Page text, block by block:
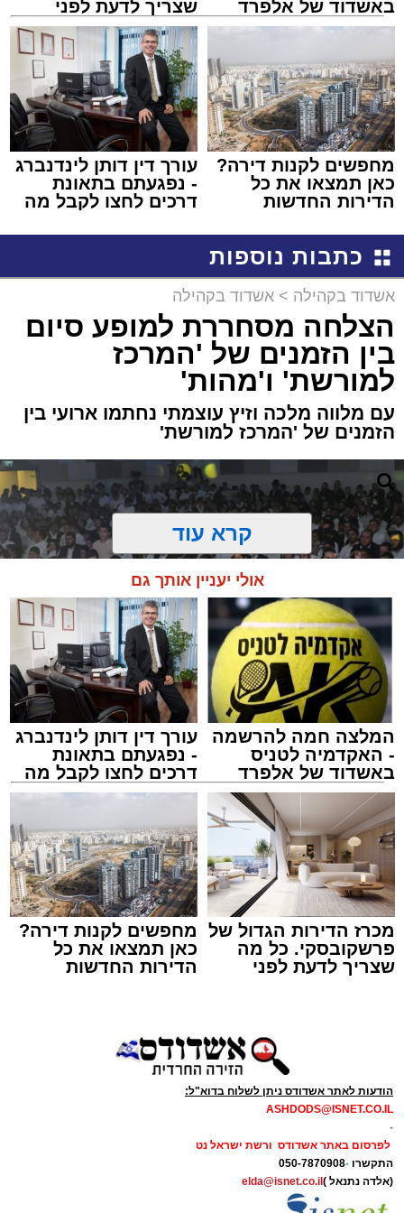
באשדוד של אלפרד
קריאולנסקי - לילדים
שצריך לדעת לפני
שמגישים הצעה לדירה
באשדוד
מחפשים לקנות דירה?
כאן תמצאו את כל
הדירות החדשות
עורך דין דותן לינדנברג
- נפגעתם בתאונת
דרכים לחצו לקבל מה
כתבות נוספות
אשדוד בקהילה > אשדוד בקהילה
הצלחה מסחררת למופע סיום
בין הזמנים של 'המרכז
למורשת' ו'מהות'
עם מלווה מלכה וזיץ עוצמתי נחתמו ארועי בין
הזמנים של 'המרכז למורשת'
זיץ המרכז למורשת
מנהל האתר / 08:55 09.08.26
תגים:אבי אמסלם, המרכז למורשת, מהות,
אזולאי
הזמנים ומלווה מלכה על ידי "המרכז למורשת"
בראשות מ"מ ראש העיר הרב אבי אמסלם בשיתוף
הרשות העירונית 'מהות' בראשות יו"ר הדירקטוריון
חבר מועצת העיר הרב מני אזולאי ומנכ"לית
הרשות הגב' סימונה מורלי - בהשתתפות למעלה
מאלף בחורי ישיבות, אברכים ותושבי העיר שגדשו
את אולם הפיס גור ברובע ז׳.
קרא עוד
אולי יעניין אותך גם
המלצה חמה להרשמה
- האקדמיה לטניס
באשדוד של אלפרד
קריאולנסקי - לילדים
עורך דין דותן לינדנברג
- נפגעתם בתאונת
דרכים לחצו לקבל מה
שמגיע לכם
מכרז הדירות הגדול של
פרשקובסקי. כל מה
שצריך לדעת לפני
מחפשים לקנות דירה?
כאן תמצאו את כל
הדירות החדשות
הודעות לאתר אשדודס ניתן לשלוח בדוא"ל:
ASHDODS@ISNET.CO.IL
-
לפרסום באתר אשדודס ורשת ישראל נט
התקשרו -
050-7870908
(אלדה נתנאל )elda@isnet.co.il